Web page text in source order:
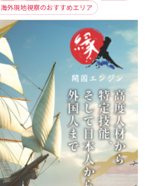
海外現地視察のおすすめエリア